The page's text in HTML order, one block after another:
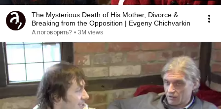
The Mysterious Death of His Mother, Divorce &
Breaking from the Opposition | Evgeny Chichvarkin
А поговорить? • 3M views